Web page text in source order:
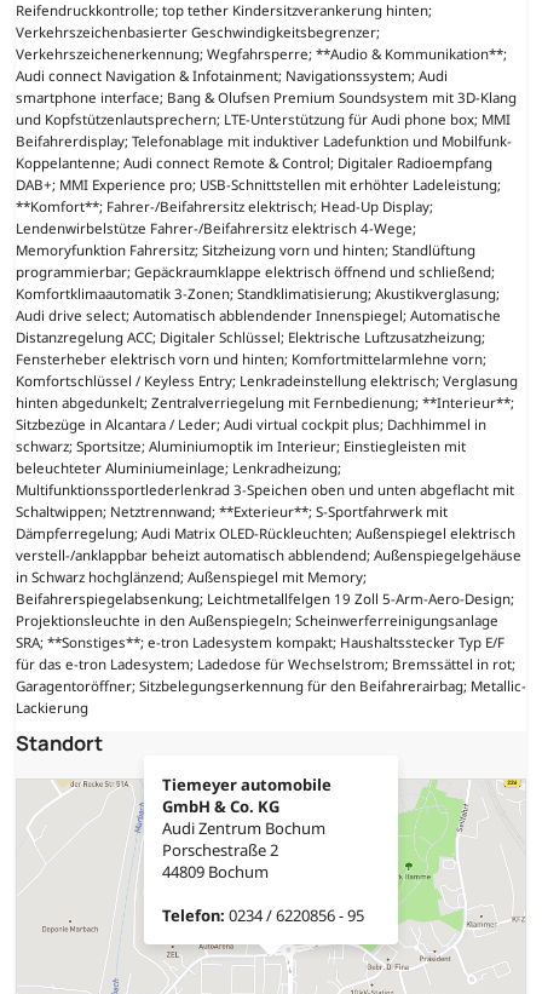
Reifendruckkontrolle; top tether Kindersitzverankerung hinten;
Verkehrszeichenbasierter Geschwindigkeitsbegrenzer;
Verkehrszeichenerkennung; Wegfahrsperre; **Audio & Kommunikation**;
Audi connect Navigation & Infotainment; Navigationssystem; Audi
smartphone interface; Bang & Olufsen Premium Soundsystem mit 3D-Klang
und Kopfstützenlautsprechern; LTE-Unterstützung für Audi phone box; MMI
Beifahrerdisplay; Telefonablage mit induktiver Ladefunktion und Mobilfunk-
Koppelantenne; Audi connect Remote & Control; Digitaler Radioempfang
DAB+; MMI Experience pro; USB-Schnittstellen mit erhöhter Ladeleistung;
**Komfort**; Fahrer-/Beifahrersitz elektrisch; Head-Up Display;
Lendenwirbelstütze Fahrer-/Beifahrersitz elektrisch 4-Wege;
Memoryfunktion Fahrersitz; Sitzheizung vorn und hinten; Standlüftung
programmierbar; Gepäckraumklappe elektrisch öffnend und schließend;
Komfortklimaautomatik 3-Zonen; Standklimatisierung; Akustikverglasung;
Audi drive select; Automatisch abblendender Innenspiegel; Automatische
Distanzregelung ACC; Digitaler Schlüssel; Elektrische Luftzusatzheizung;
Fensterheber elektrisch vorn und hinten; Komfortmittelarmlehne vorn;
Komfortschlüssel / Keyless Entry; Lenkradeinstellung elektrisch; Verglasung
hinten abgedunkelt; Zentralverriegelung mit Fernbedienung; **Interieur**;
Sitzbezüge in Alcantara / Leder; Audi virtual cockpit plus; Dachhimmel in
schwarz; Sportsitze; Aluminiumoptik im Interieur; Einstiegleisten mit
beleuchteter Aluminiumeinlage; Lenkradheizung;
Multifunktionssportlederlenkrad 3-Speichen oben und unten abgeflacht mit
Schaltwippen; Netztrennwand; **Exterieur**; S-Sportfahrwerk mit
Dämpferregelung; Audi Matrix OLED-Rückleuchten; Außenspiegel elektrisch
verstell-/anklappbar beheizt automatisch abblendend; Außenspiegelgehäuse
in Schwarz hochglänzend; Außenspiegel mit Memory;
Beifahrerspiegelabsenkung; Leichtmetallfelgen 19 Zoll 5-Arm-Aero-Design;
Projektionsleuchte in den Außenspiegeln; Scheinwerferreinigungsanlage
SRA; **Sonstiges**; e-tron Ladesystem kompakt; Haushaltsstecker Typ E/F
für das e-tron Ladesystem; Ladedose für Wechselstrom; Bremssättel in rot;
Garagentoröffner; Sitzbelegungserkennung für den Beifahrerairbag; Metallic-
Lackierung
Standort
Tiemeyer automobile
GmbH & Co. KG
Audi Zentrum Bochum
Porschestraße 2
44809 Bochum
Telefon: 0234 / 6220856 - 95